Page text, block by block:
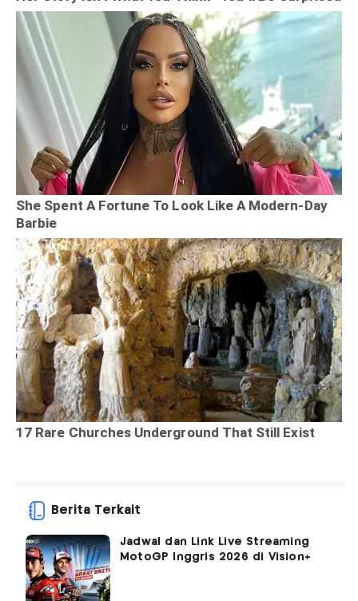
Berita Terkait
Jadwal dan Link Live Streaming
MotoGP Inggris 2026 di Vision+